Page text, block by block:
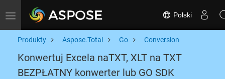
Toggle navigation Polski
Produkty Aspose.Total Go Conversion
Konwertuj Excela naTXT, XLT na TXT
BEZPŁATNY konwerter lub GO SDK